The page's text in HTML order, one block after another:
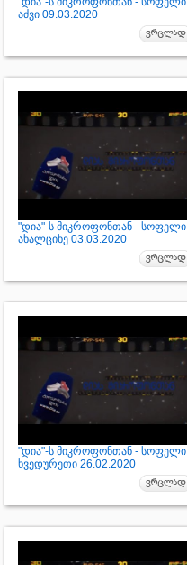
აძვი 09.03.2020
"დია"-ს მიკროფონთან - სოფელი
ახალციხე 03.03.2020
"დია"-ს მიკროფონთან - სოფელი
ხვედურეთი 26.02.2020